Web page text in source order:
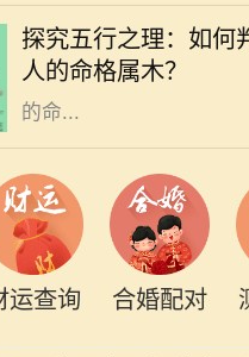
探究五行之理：如何
人的命格属木？
非常重要的哲学体系。
金、木、水、火、土，每
与自然界的现象紧密相连
的命...
运查询 合婚配对